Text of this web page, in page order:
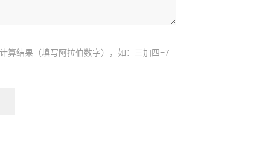
算结果（填写阿拉伯数字），如：三加四=7